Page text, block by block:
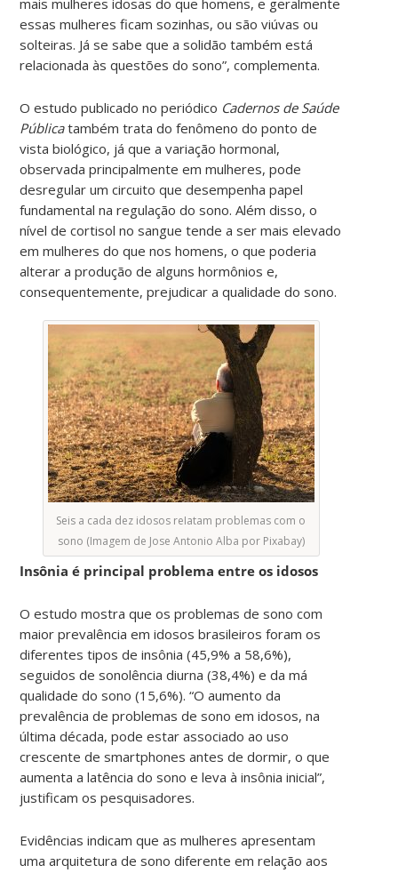
essas mulheres ficam sozinhas, ou são viúvas ou
solteiras. Já se sabe que a solidão também está
relacionada às questões do sono”, complementa.
O estudo publicado no periódico Cadernos de Saúde
Públicatambém trata do fenômeno do ponto de
vista biológico, já que a variação hormonal,
observada principalmente em mulheres, pode
desregular um circuito que desempenha papel
fundamental na regulação do sono. Além disso, o
nível de cortisol no sangue tende a ser mais elevado
em mulheres do que nos homens, o que poderia
alterar a produção de alguns hormônios e,
consequentemente, prejudicar a qualidade do sono.
Seis a cada dez idosos reIatam problemas com o
sono (Imagem de Jose Antonio Alba por Pixabay)
Insônia é principal problema entre os idosos
O estudo mostra que os problemas de sono com
maior prevalência em idosos brasileiros foram os
diferentes tipos de insônia (45,9% a 58,6%),
seguidos de sonolência diurna (38,4%) e da má
qualidade do sono (15,6%). “O aumento da
prevalência de problemas de sono em idosos, na
última década, pode estar associado ao uso
crescente de smartphones antes de dormir, o que
aumenta a latência do sono e leva à insônia inicial”,
justificam os pesquisadores.
Evidências indicam que as mulheres apresentam
uma arquitetura de sono diferente em relação aos